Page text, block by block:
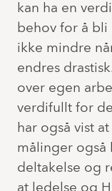
kan ha en
behov for å
ikke mindre
endres
over egen
verdifullt for
har også vist
målinger
deltakelse og
at ledelse og